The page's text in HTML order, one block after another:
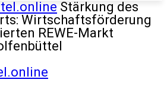
Stärkung des
Wirtschaftsförderung
REWE-Markt